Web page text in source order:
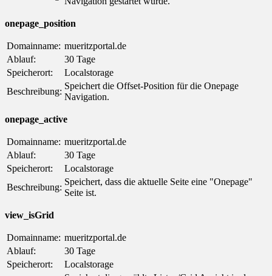
onepage_position
Domainname: mueritzportal.de
Ablauf:
30 Tage
Speicherort:
Localstorage
Beschreibung:
Speichert die Offset-Position für die Onepage
Navigation.
onepage_active
Domainname: mueritzportal.de
Ablauf:
30 Tage
Speicherort:
Localstorage
Beschreibung:
Speichert, dass die aktuelle Seite eine "Onepage"
Seite ist.
view_isGrid
Domainname: mueritzportal.de
Ablauf:
30 Tage
Speicherort:
Localstorage